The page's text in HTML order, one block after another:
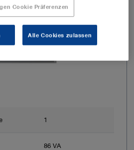
1
86 VA
Cookie Präferenzen
Alle Cookies zulassen